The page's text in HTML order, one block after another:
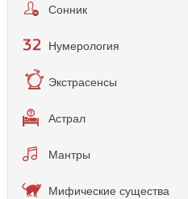
Сонник
Нумерология
Экстрасенсы
Астрал
Мантры
Мифические существа